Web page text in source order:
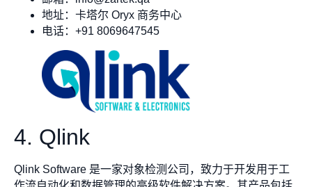
地址：卡塔尔 Oryx 商务中心
电话：+91 8069647545
4. Qlink
Qlink Software 是一家对象检测公司，致力于开发用于工